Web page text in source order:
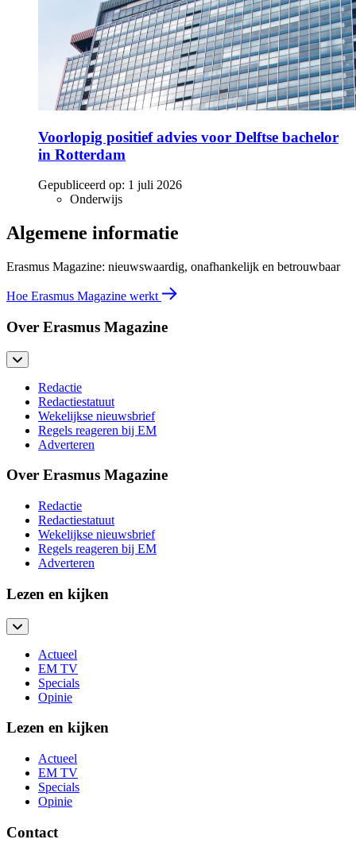
Voorlopig positief advies voor Delftse bachelor
in Rotterdam
Gepubliceerd op: 1 juli 2026
Onderwijs
Algemene informatie
Erasmus Magazine: nieuwswaardig, onafhankelijk en betrouwbaar
Hoe Erasmus Magazine werkt
Over Erasmus Magazine
Redactie
Redactiestatuut
Wekelijkse nieuwsbrief
Regels reageren bij EM
Adverteren
Over Erasmus Magazine
Redactie
Redactiestatuut
Wekelijkse nieuwsbrief
Regels reageren bij EM
Adverteren
Lezen en kijken
Actueel
EM TV
Specials
Opinie
Lezen en kijken
Actueel
EM TV
Specials
Opinie
Contact